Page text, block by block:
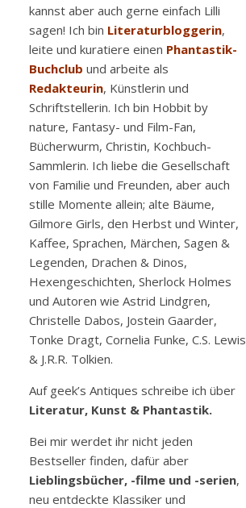
kannst aber auch gerne einfach Lilli
sagen! Ich bin Literaturbloggerin,
leite und kuratiere einen Phantastik-
Buchclub und arbeite als
Redakteurin, Künstlerin und
Schriftstellerin. Ich bin Hobbit by
nature, Fantasy- und Film-Fan,
Bücherwurm, Christin, Kochbuch-
Sammlerin. Ich liebe die Gesellschaft
von Familie und Freunden, aber auch
stille Momente allein; alte Bäume,
Gilmore Girls, den Herbst und Winter,
Kaffee, Sprachen, Märchen, Sagen &
Legenden, Drachen & Dinos,
Hexengeschichten, Sherlock Holmes
und Autoren wie Astrid Lindgren,
Christelle Dabos, Jostein Gaarder,
Tonke Dragt, Cornelia Funke, C.S. Lewis
& J.R.R. Tolkien.
Auf geek’s Antiques schreibe ich über
Literatur, Kunst & Phantastik.
Bei mir werdet ihr nicht jeden
Bestseller finden, dafür aber
Lieblingsbücher, -filme und -serien,
neu entdeckte Klassiker und